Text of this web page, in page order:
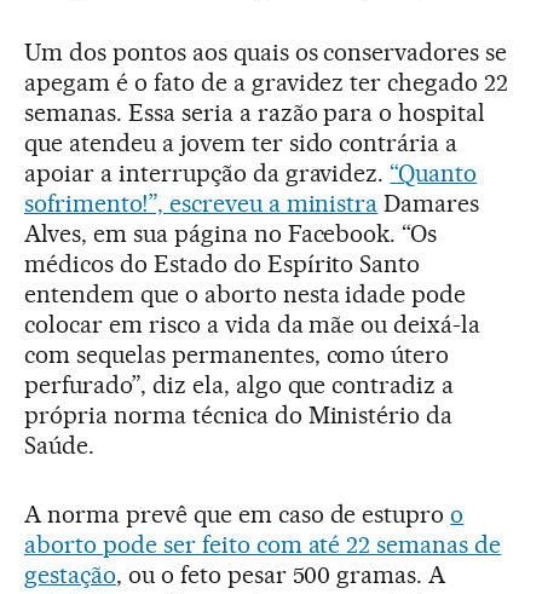
Um dos pontos aos quais os conservadores se
apegam é o fato de a gravidez ter chegado 22
semanas. Essa seria a razão para o hospital
que atendeu a jovem ter sido contrária a
apoiar a interrupção da gravidez.“Quanto
sofrimento!”, escreveu a ministra Damares
Alves, em sua página no Facebook. “Os
médicos do Estado do Espírito Santo
entendem que o aborto nesta idade pode
colocar em risco a vida da mãe ou deixá-la
com sequelas permanentes, como útero
perfurado”, diz ela, algo que contradiz a
própria norma técnica do Ministério da
Saúde.
A norma prevê que em caso de estuproo
aborto pode ser feito com até 22 semanas de
gestação, ou o feto pesar 500 gramas. A